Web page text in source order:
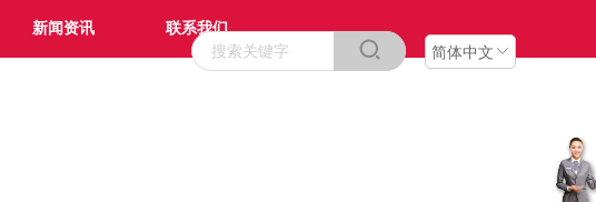
简体中文
新闻资讯 联系我们